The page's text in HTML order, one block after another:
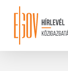
content